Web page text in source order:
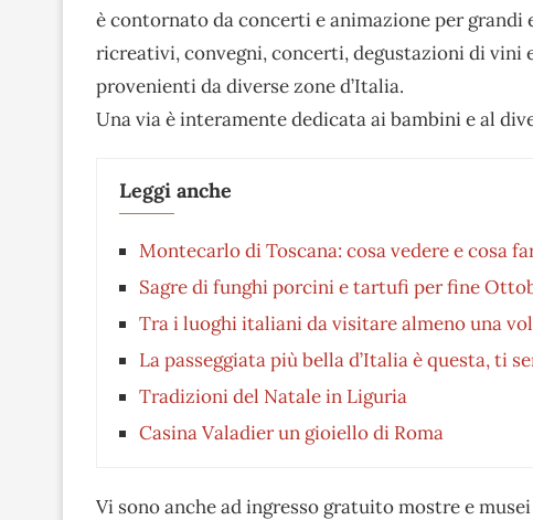
è contornato da concerti e animazione per
ricreativi, convegni, concerti, degustazioni di
provenienti da diverse zone d’Italia.
Una via è interamente dedicata ai bambini e al
Leggi anche
Montecarlo di Toscana: cosa vedere e cosa
Sagre di funghi porcini e tartufi per fine
Tra i luoghi italiani da visitare almeno una
La passeggiata più bella d’Italia è questa, ti
Tradizioni del Natale in Liguria
Casina Valadier un gioiello di Roma
Vi sono anche ad ingresso gratuito mostre e